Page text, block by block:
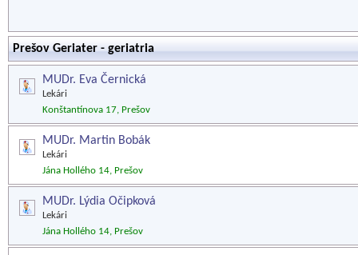
Prešov Geriater - geriatria
MUDr. Eva Černická
Lekári
Konštantínova 17, Prešov
MUDr. Martin Bobák
Lekári
Jána Hollého 14, Prešov
MUDr. Lýdia Očipková
Lekári
Jána Hollého 14, Prešov